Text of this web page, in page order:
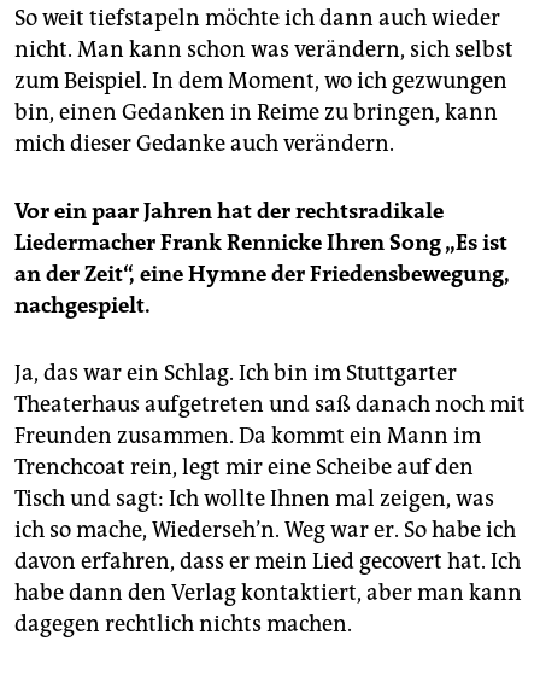
So weit tiefstapeln möchte ich dann auch wieder
nicht. Man kann schon was verändern, sich selbst
zum Beispiel. In dem Moment, wo ich gezwungen
bin, einen Gedanken in Reime zu bringen, kann
mich dieser Gedanke auch verändern.
Vor ein paar Jahren hat der rechtsradikale
Liedermacher Frank Rennicke Ihren Song „Es ist
an der Zeit“, eine Hymne der Friedensbewegung,
nachgespielt.
Ja, das war ein Schlag. Ich bin im Stuttgarter
Theaterhaus aufgetreten und saß danach noch mit
Freunden zusammen. Da kommt ein Mann im
Trenchcoat rein, legt mir eine Scheibe auf den
Tisch und sagt: Ich wollte Ihnen mal zeigen, was
ich so mache, Wiederseh’n. Weg war er. So habe ich
davon erfahren, dass er mein Lied gecovert hat. Ich
habe dann den Verlag kontaktiert, aber man kann
dagegen rechtlich nichts machen.